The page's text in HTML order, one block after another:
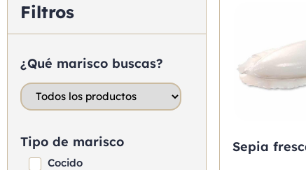
Filtros
¿Qué marisco buscas?
Tipo de marisco
Cocido
Sepia